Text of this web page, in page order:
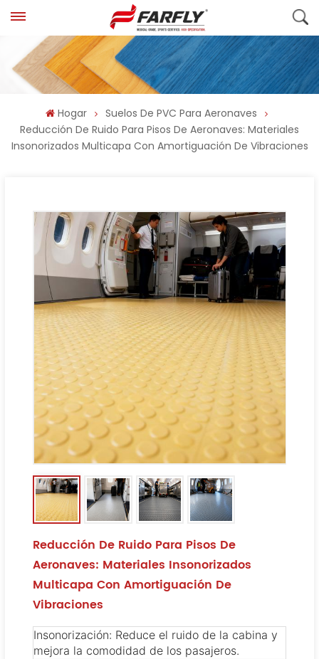
Hogar
Suelos De PVC Para Aeronaves
Reducción De Ruido Para Pisos De Aeronaves: Materiales
Insonorizados Multicapa Con Amortiguación De Vibraciones
Reducción De Ruido Para Pisos De
Aeronaves: Materiales Insonorizados
Multicapa Con Amortiguación De
Vibraciones
Insonorización: Reduce el ruido de la cabina y
mejora la comodidad de los pasajeros.